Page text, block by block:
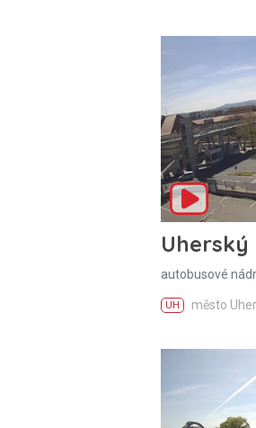
Uherský
autobusové
UH město